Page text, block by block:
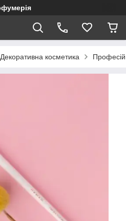
Декоративна косметика